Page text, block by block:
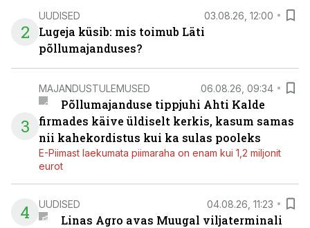
2
UUDISED 03.08.26, 12:00
Lugeja küsib: mis toimub Läti
põllumajanduses?
3
MAJANDUSTULEMUSED 06.08.26, 09:34
Põllumajanduse tippjuhi Ahti Kalde
firmades käive üldiselt kerkis, kasum samas
nii kahekordistus kui ka sulas pooleks
E-Piimast laekumata piimaraha on enam kui 1,2 miljonit
eurot
4 UUDISED 04.08.26, 11:23
Linas Agro avas Muugal viljaterminali